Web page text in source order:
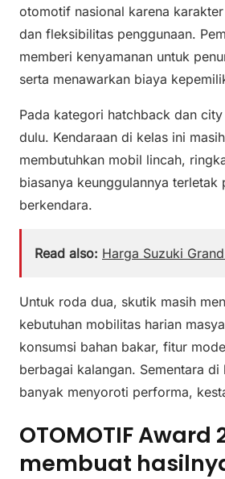
otomotif nasional karena
dan fleksibilitas penggunaan.
memberi kenyamanan untuk
serta menawarkan biaya
Pada kategori hatchback dan
dulu. Kendaraan di kelas ini
membutuhkan mobil lincah,
biasanya keunggulannya
berkendara.
Read also: Harga Suzuki
Untuk roda dua, skutik masih
kebutuhan mobilitas harian
konsumsi bahan bakar, fitur
berbagai kalangan. Sementara
banyak menyoroti performa,
OTOMOTIF
membuat